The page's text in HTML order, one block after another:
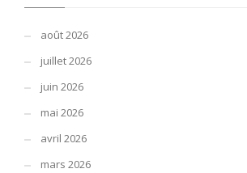
août 2026
juillet 2026
juin 2026
mai 2026
avril 2026
mars 2026